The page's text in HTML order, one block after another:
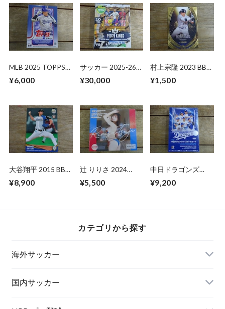
MLB 2025 TOPPS
BOX 未開封BOX
¥6,000
サッカー 2025-26
KINGS HOBBY
¥30,000
村上宗隆 2023 BBM
¥1,500
大谷翔平 2015 BBM
¥8,900
辻 りりさ 2024
BOX
¥5,500
中日ドラゴンズ
BOX
¥9,200
カテゴリから探す
海外サッカー
国内サッカー